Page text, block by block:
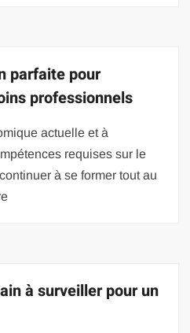
parfaite pour
professionnels
actuelle et à
requises sur le
à se former tout au
à surveiller pour un